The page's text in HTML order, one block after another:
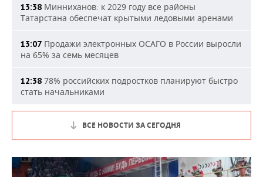
13:38 Минниханов: к 2029 году все районы
Татарстана обеспечат крытыми ледовыми аренами
13:07 Продажи электронных ОСАГО в России выросли
на 65% за семь месяцев
12:38 78% российских подростков планируют быстро
стать начальниками
ВСЕ НОВОСТИ ЗА СЕГОДНЯ